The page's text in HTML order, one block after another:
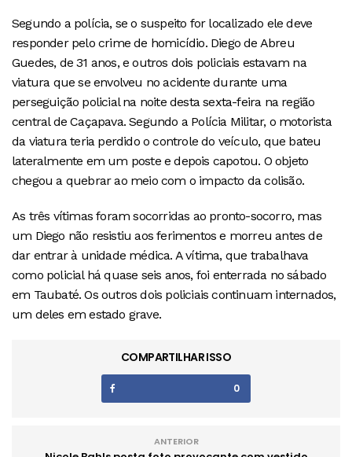
Segundo a polícia, se o suspeito for localizado ele deve
responder pelo crime de homicídio. Diego de Abreu
Guedes, de 31 anos, e outros dois policiais estavam na
viatura que se envolveu no acidente durante uma
perseguição policial na noite desta sexta-feira na região
central de Caçapava. Segundo a Polícia Militar, o motorista
da viatura teria perdido o controle do veículo, que bateu
lateralmente em um poste e depois capotou. O objeto
chegou a quebrar ao meio com o impacto da colisão.
As três vítimas foram socorridas ao pronto-socorro, mas
um Diego não resistiu aos ferimentos e morreu antes de
dar entrar à unidade médica. A vítima, que trabalhava
como policial há quase seis anos, foi enterrada no sábado
em Taubaté. Os outros dois policiais continuam internados,
um deles em estado grave.
COMPARTILHAR ISSO
0
ANTERIOR